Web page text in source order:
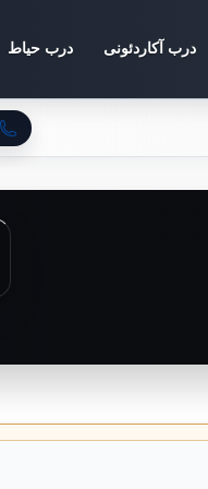
درب آکاردئونی درب حیاط